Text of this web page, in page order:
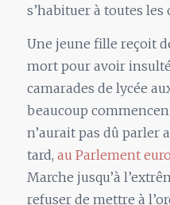
s’habituer à toutes les
Une jeune fille reçoit
mort pour avoir insulté
camarades de lycée
beaucoup
n’aurait pas dû parler
tard, au Parlement
Marche jusqu’à
refuser de mettre à